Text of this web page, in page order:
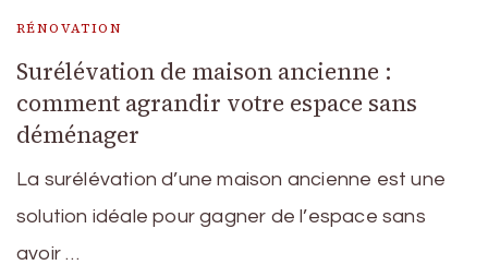
RÉNOVATION
Surélévation de maison ancienne :
comment agrandir votre espace sans
déménager
La surélévation d’une maison ancienne est une
solution idéale pour gagner de l’espace sans
avoir …